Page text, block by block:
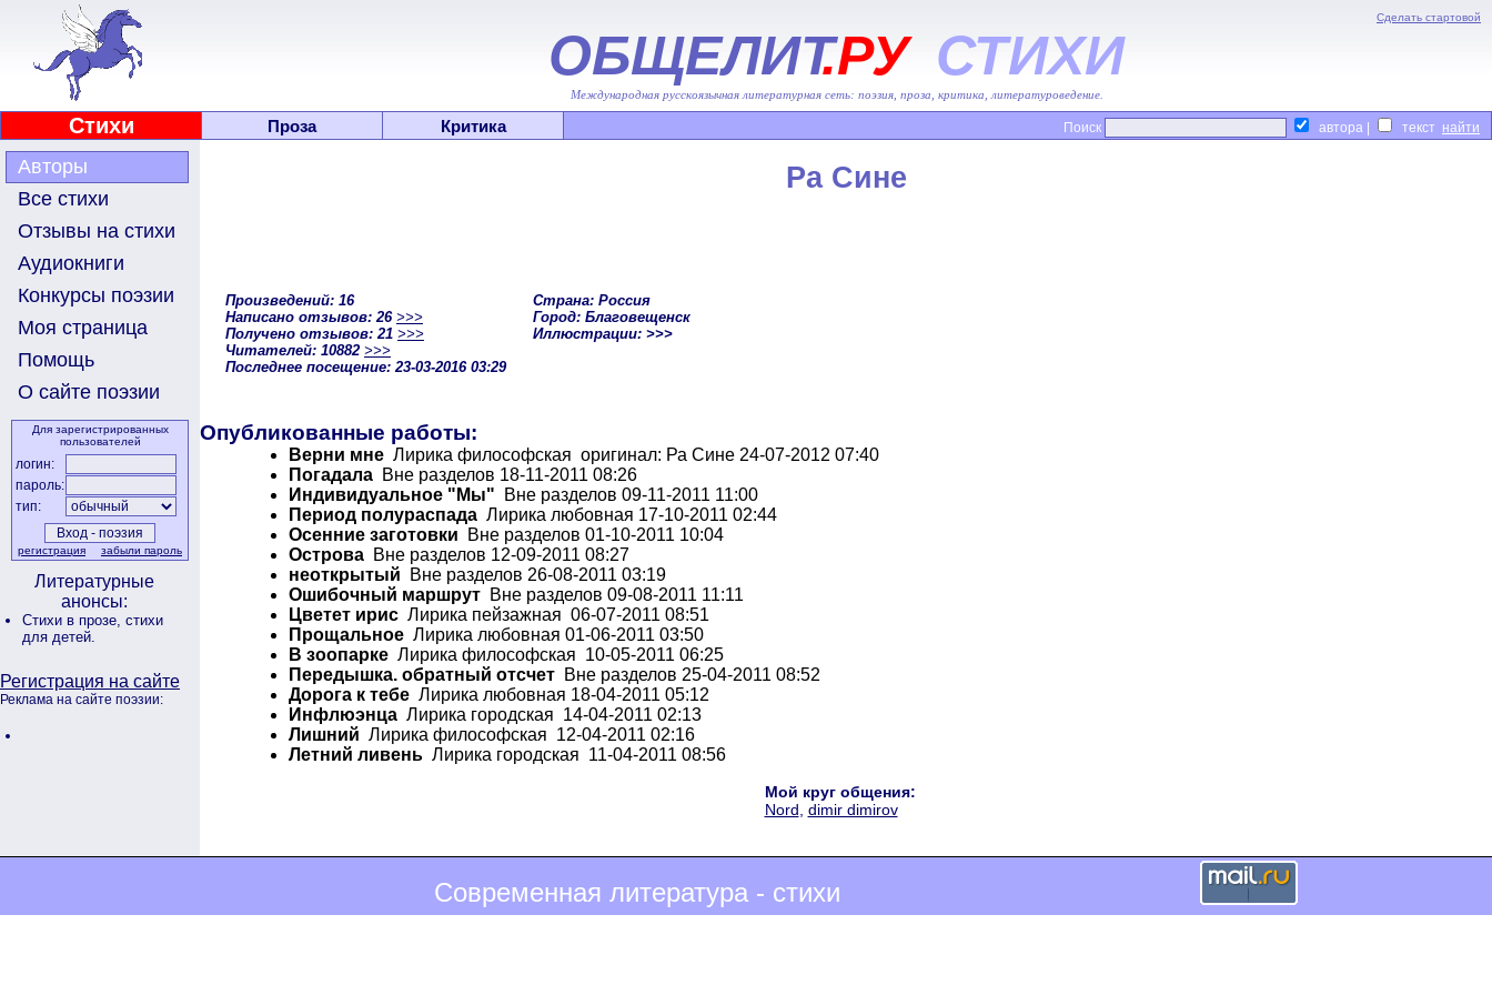
Сделать стартовой
ОБЩЕЛИТ.РУ СТИХИ
Международная русскоязычная литературная сеть: поэзия, проза, критика, литературоведение.
Стихи Проза Критика Поиск автора | текст
Авторы
Все стихи
Отзывы на стихи
Аудиокниги
Конкурсы поэзии
Моя страница
Помощь
О сайте поэзии
Для зарегистрированных
пользователей
логин:
пароль:
тип:
регистрация забыли пароль
Литературные
анонсы:
Стихи в прозе, стихи
для детей.
Регистрация на сайте
Реклама на сайте поэзии:
Ра Сине
Произведений: 16
Написано отзывов: 26 >>>
Получено отзывов: 21 >>>
Читателей: 10882 >>>
Последнее посещение: 23-03-2016 03:29
Страна: Россия
Город: Благовещенск
Иллюстрации: >>>
Опубликованные работы:
Верни мне Лирика философская оригинал: Ра Сине 24-07-2012 07:40
Погадала Вне разделов 18-11-2011 08:26
Индивидуальное "Мы" Вне разделов 09-11-2011 11:00
Период полураспада Лирика любовная 17-10-2011 02:44
Осенние заготовки Вне разделов 01-10-2011 10:04
Острова Вне разделов 12-09-2011 08:27
неоткрытый Вне разделов 26-08-2011 03:19
Ошибочный маршрут Вне разделов 09-08-2011 11:11
Цветет ирис Лирика пейзажная 06-07-2011 08:51
Прощальное Лирика любовная 01-06-2011 03:50
В зоопарке Лирика философская 10-05-2011 06:25
Передышка. обратный отсчет Вне разделов 25-04-2011 08:52
Дорога к тебе Лирика любовная 18-04-2011 05:12
Инфлюэнца Лирика городская 14-04-2011 02:13
Лишний Лирика философская 12-04-2011 02:16
Летний ливень Лирика городская 11-04-2011 08:56
Мой круг общения:
Nord dimir dimirov
Современная литература - стихи